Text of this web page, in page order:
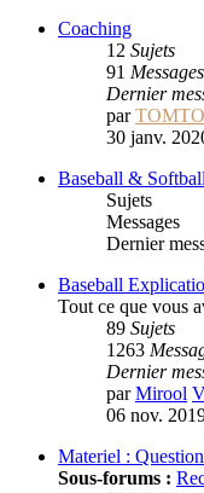
Coaching
12 Sujets
91 Messages
Dernier
par
30 janv.
Baseball & Softball
Sujets
Messages
Dernier
Baseball
Tout ce que vous
89 Sujets
1263
Dernier
parMirool
06 nov.
Materiel :
Sous-forums :